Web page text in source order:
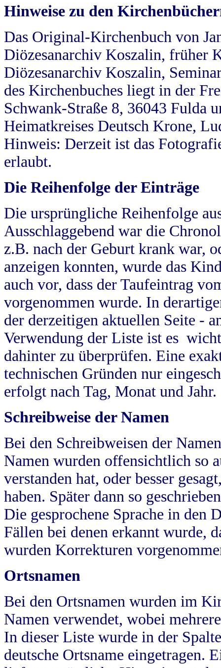
Hinweise zu den
Das Original-Kirchenbuch von
Diözesanarchiv Koszalin, früher
Diözesanarchiv Koszalin,
des Kirchenbuches liegt in der
Schwank-Straße 8, 36043 Fulda
Heimatkreises Deutsch Krone,
Hinweis: Derzeit ist das
erlaubt.
Die Reihenfolge der Einträge
Die ursprüngliche Reihenfolge
Ausschlaggebend war die
z.B. nach der Geburt krank war,
anzeigen konnten, wurde das
auch vor, dass der Taufeintrag
vorgenommen wurde. In
der derzeitigen aktuellen Seite -
Verwendung der Liste ist es
dahinter zu überprüfen. Eine
technischen Gründen nur
erfolgt nach Tag, Monat und Jahr.
Schreibweise der Namen
Bei den Schreibweisen der
Namen wurden offensichtlich so
verstanden hat, oder besser
haben. Später dann so
Die gesprochene Sprache in
Fällen bei denen erkannt wurde,
wurden Korrekturen
Ortsnamen
Bei den Ortsnamen wurden im
Namen verwendet, wobei
In dieser Liste wurde in der
deutsche Ortsname eingetragen.